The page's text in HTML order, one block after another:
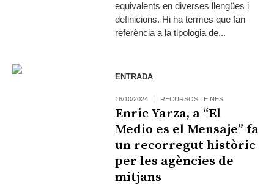
equivalents en diverses llengües i
definicions. Hi ha termes que fan
referència a la tipologia de...
ENTRADA
16/10/2024 RECURSOS I EINES
Enric Yarza, a “El
Medio es el Mensaje” fa
un recorregut històric
per les agències de
mitjans